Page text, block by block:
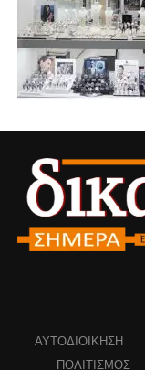
ΑΥΤΟΔΙΟΊΚΗΣΗ
ΠΟΛΙΤΙΣΜΌΣ